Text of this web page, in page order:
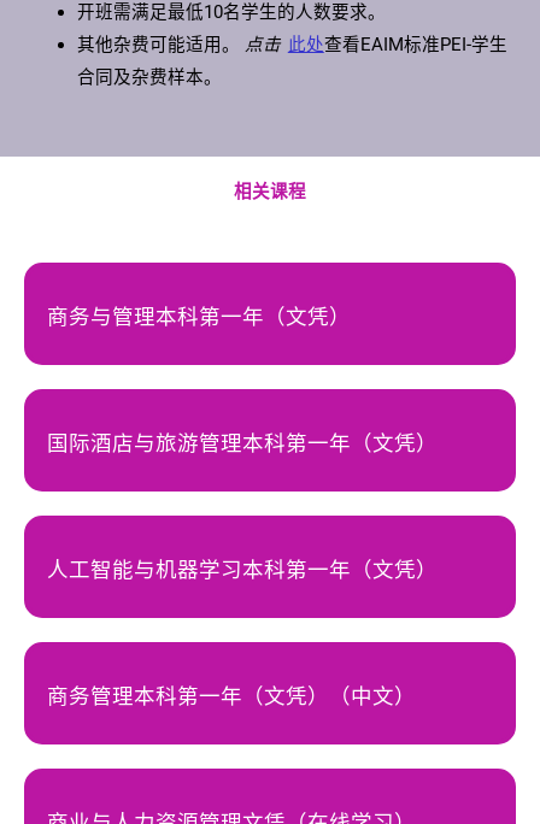
开班需满足最低10名学生的人数要求。
其他杂费可能适用。 点击 此处查看EAIM标准PEI-学生
合同及杂费样本。
相关课程
商务与管理本科第一年（文凭）
国际酒店与旅游管理本科第一年（文凭）
人工智能与机器学习本科第一年（文凭）
商务管理本科第一年（文凭）（中文）